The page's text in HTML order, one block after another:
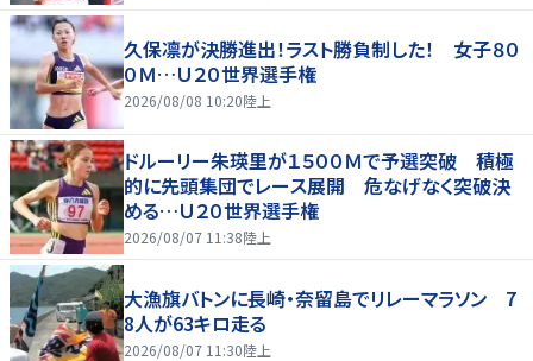
久保凛が決勝進出！ラスト勝負制した！ 女子８０
０Ｍ…Ｕ２０世界選手権
2026/08/08 10:20陸上
ドルーリー朱瑛里が１５００Ｍで予選突破 積極
的に先頭集団でレース展開 危なげなく突破決
める…Ｕ２０世界選手権
2026/08/07 11:38陸上
大漁旗バトンに長崎・奈留島でリレーマラソン 7
8人が63キロ走る
2026/08/07 11:30陸上